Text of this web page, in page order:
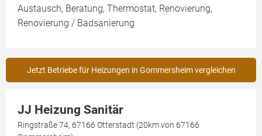
Austausch, Beratung, Thermostat, Renovierung,
Renovierung / Badsanierung
Jetzt Betriebe für Heizungen in Gommersheim vergleichen
JJ Heizung Sanitär
Ringstraße 74, 67166 Otterstadt (20km von 67166